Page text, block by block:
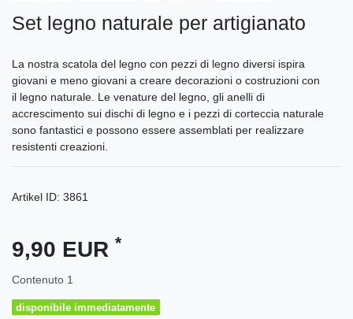
Set legno naturale per artigianato
La nostra scatola del legno con pezzi di legno diversi ispira
giovani e meno giovani a creare decorazioni o costruzioni con
il legno naturale. Le venature del legno, gli anelli di
accrescimento sui dischi di legno e i pezzi di corteccia naturale
sono fantastici e possono essere assemblati per realizzare
resistenti creazioni.
Artikel ID: 3861
9,90 EUR *
Contenuto 1
disponibile immediatamente